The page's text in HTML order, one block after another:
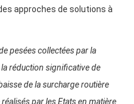
approches de solutions à
pesées collectées par la
réduction significative de
de la surcharge routière
par les Etats en matière